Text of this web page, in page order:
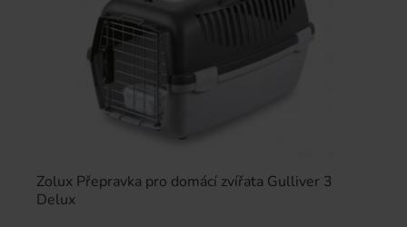
Zolux Přepravka pro domácí zvířata Gulliver 3
Delux